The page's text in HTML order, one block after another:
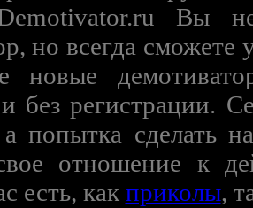
Вы
но всегда сможете
новые
без регистрации.
а попытка
отношение к
есть, как приколы,